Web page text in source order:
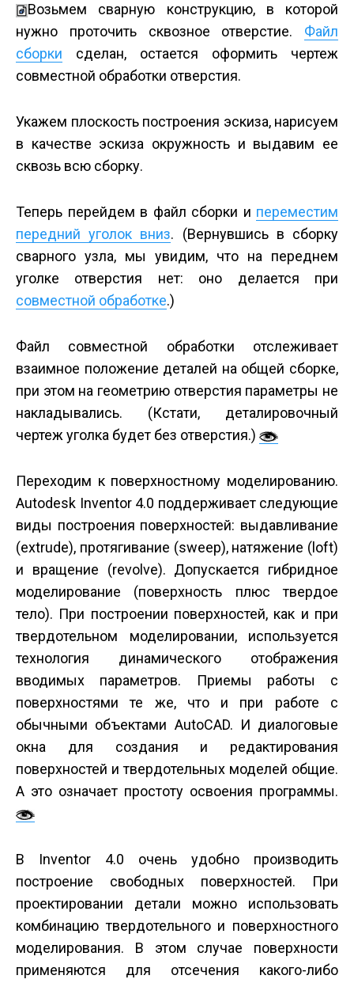
Возьмем сварную конструкцию, в которой
нужно проточить сквозное отверстие. Файл
сборки сделан, остается оформить чертеж
совместной обработки отверстия.
Укажем плоскость построения эскиза, нарисуем
в качестве эскиза окружность и выдавим ее
сквозь всю сборку.
Теперь перейдем в файл сборки и переместим
передний уголок вниз. (Вернувшись в сборку
сварного узла, мы увидим, что на переднем
уголке отверстия нет: оно делается при
совместной обработке.)
Файл совместной обработки отслеживает
взаимное положение деталей на общей сборке,
при этом на геометрию отверстия параметры не
накладывались. (Кстати, деталировочный
чертеж уголка будет без отверстия.)
Переходим к поверхностному моделированию.
Autodesk Inventor 4.0 поддерживает следующие
виды построения поверхностей: выдавливание
(extrude), протягивание (sweep), натяжение (loft)
и вращение (revolve). Допускается гибридное
моделирование (поверхность плюс твердое
тело). При построении поверхностей, как и при
твердотельном моделировании, используется
технология динамического отображения
вводимых параметров. Приемы работы с
поверхностями те же, что и при работе с
обычными объектами AutoCAD. И диалоговые
окна для создания и редактирования
поверхностей и твердотельных моделей общие.
А это означает простоту освоения программы.
В Inventor 4.0 очень удобно производить
построение свободных поверхностей. При
проектировании детали можно использовать
комбинацию твердотельного и поверхностного
моделирования. В этом случае поверхности
применяются для отсечения какого-либо